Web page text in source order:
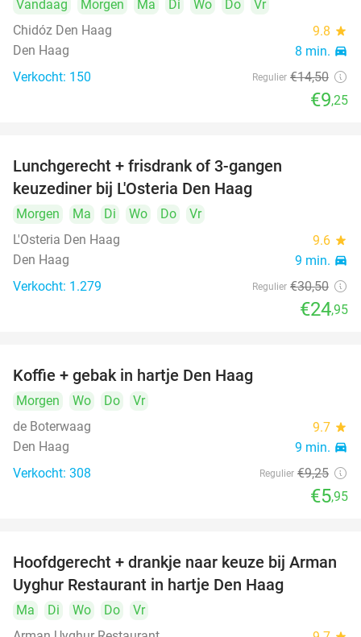
Vandaag Morgen Ma Di Wo Do
Vr
Chidóz Den Haag
9.8 star
Den Haag 8 min. directions_car
Verkocht: 150 Regulier €14,50
€9,25
Lunchgerecht + frisdrank of 3-gangen
keuzediner bij L'Osteria Den Haag
Morgen Ma Di Wo Do
Vr
L'Osteria Den Haag
9.6 star
Den Haag 9 min. directions_car
Verkocht: 1.279 Regulier €30,50
€24,95
Koffie + gebak in hartje Den Haag
Morgen Wo Do
Vr
de Boterwaag
9.7 star
Den Haag 9 min. directions_car
Verkocht: 308 Regulier €9,25
€5,95
30%
Hoofdgerecht + drankje naar keuze bij Arman
Uyghur Restaurant in hartje Den Haag
Ma Di Wo Do
Vr